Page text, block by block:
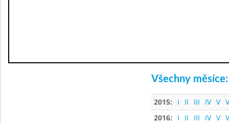
Všechny měsíce:
2015: I II III IV V
2016:
I II III IV V